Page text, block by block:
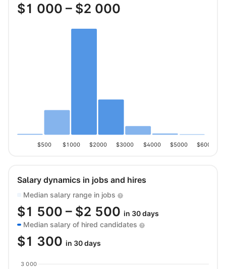
$1 000 – $2 000
$500 $1000 $2000 $3000 $4000 $5000 $6000
Salary dynamics in jobs and hires
Median salary range in jobs
$1 500 – $2 500 in 30 days
Median salary of hired candidates
$1 300 in 30 days
3 000